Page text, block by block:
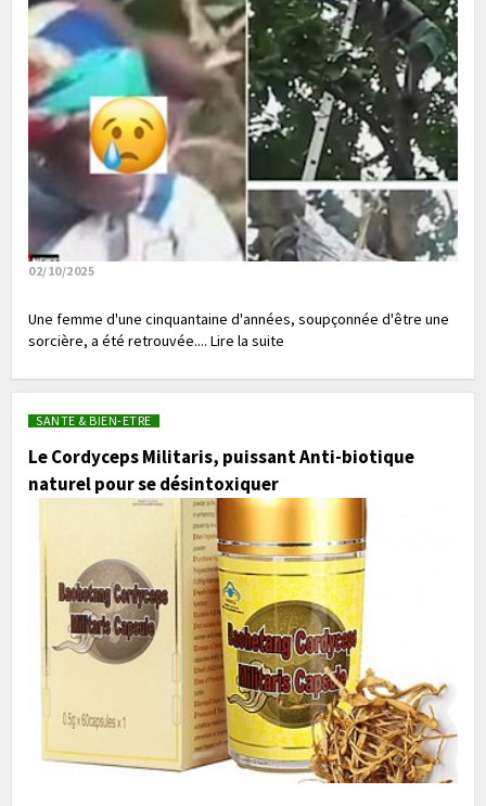
02/10/2025
Une femme d'une cinquantaine d'années, soupçonnée d'être une
sorcière, a été retrouvée.... Lire la suite
SANTE & BIEN-ETRE
Le Cordyceps Militaris, puissant Anti-biotique
naturel pour se désintoxiquer